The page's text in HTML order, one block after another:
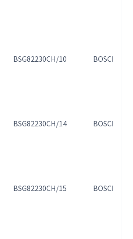
BSG82230CH/10 BOSCH
BSG82230CH/14 BOSCH
BSG82230CH/15 BOSCH